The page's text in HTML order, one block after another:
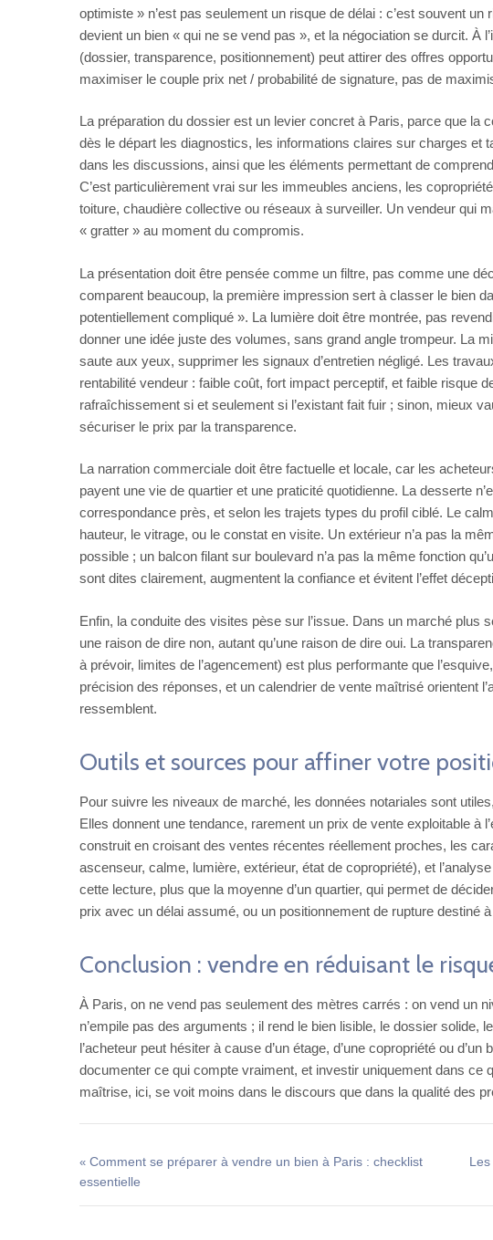
optimiste » n’est pas seulement un risque de délai : c’est souvent
devient un bien « qui ne se vend pas », et la négociation se durcit. À
(dossier, transparence, positionnement) peut attirer des offres
maximiser le couple prix net / probabilité de signature, pas de
La préparation du dossier est un levier concret à Paris, parce que
dès le départ les diagnostics, les informations claires sur charges et
dans les discussions, ainsi que les éléments permettant de
C’est particulièrement vrai sur les immeubles anciens, les
toiture, chaudière collective ou réseaux à surveiller. Un vendeur qui
« gratter » au moment du compromis.
La présentation doit être pensée comme un filtre, pas comme une
comparent beaucoup, la première impression sert à classer le bien
potentiellement compliqué ». La lumière doit être montrée, pas
donner une idée juste des volumes, sans grand angle trompeur. La
saute aux yeux, supprimer les signaux d’entretien négligé. Les
rentabilité vendeur : faible coût, fort impact perceptif, et faible risque
rafraîchissement si et seulement si l’existant fait fuir ; sinon, mieux
sécuriser le prix par la transparence.
La narration commerciale doit être factuelle et locale, car les
payent une vie de quartier et une praticité quotidienne. La desserte
correspondance près, et selon les trajets types du profil ciblé. Le
hauteur, le vitrage, ou le constat en visite. Un extérieur n’a pas la
possible ; un balcon filant sur boulevard n’a pas la même fonction
sont dites clairement, augmentent la confiance et évitent l’effet
Enfin, la conduite des visites pèse sur l’issue. Dans un marché plus
une raison de dire non, autant qu’une raison de dire oui. La
à prévoir, limites de l’agencement) est plus performante que
précision des réponses, et un calendrier de vente maîtrisé orientent
ressemblent.
Outils et sources pour affiner votre
Pour suivre les niveaux de marché, les données notariales sont
Elles donnent une tendance, rarement un prix de vente exploitable à
construit en croisant des ventes récentes réellement proches, les
ascenseur, calme, lumière, extérieur, état de copropriété), et
cette lecture, plus que la moyenne d’un quartier, qui permet de
prix avec un délai assumé, ou un positionnement de rupture destiné
Conclusion : vendre en réduisant le
À Paris, on ne vend pas seulement des mètres carrés : on vend un
n’empile pas des arguments ; il rend le bien lisible, le dossier solide,
l’acheteur peut hésiter à cause d’un étage, d’une copropriété ou
documenter ce qui compte vraiment, et investir uniquement dans ce
maîtrise, ici, se voit moins dans le discours que dans la qualité des
« Comment se préparer à vendre un bien à Paris : checklist
essentielle